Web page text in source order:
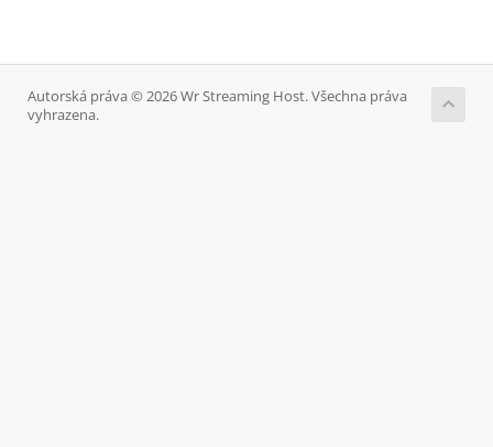
Autorská práva © 2026 Wr Streaming Host. Všechna práva
vyhrazena.